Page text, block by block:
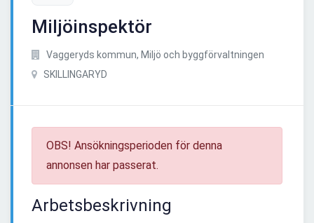
Miljöinspektör
Vaggeryds kommun, Miljö och byggförvaltningen
SKILLINGARYD
OBS! Ansökningsperioden för denna
annonsen har passerat.
Arbetsbeskrivning